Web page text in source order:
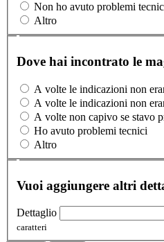
Non ho avuto problemi
Altro
Dove hai incontrato le
A volte le indicazioni non
A volte le indicazioni non
A volte non capivo se stavo
Ho avuto problemi tecnici
Altro
Vuoi aggiungere altri
Dettaglio
caratteri